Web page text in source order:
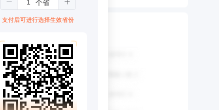
支付后可进行选择生效省份